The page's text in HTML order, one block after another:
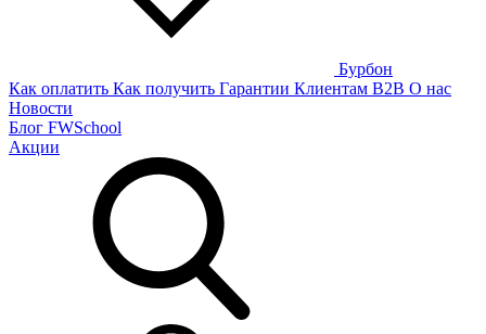
Бурбон
Как оплатить Как получить Гарантии Клиентам B2B О нас
Новости
Блог FWSchool
Акции